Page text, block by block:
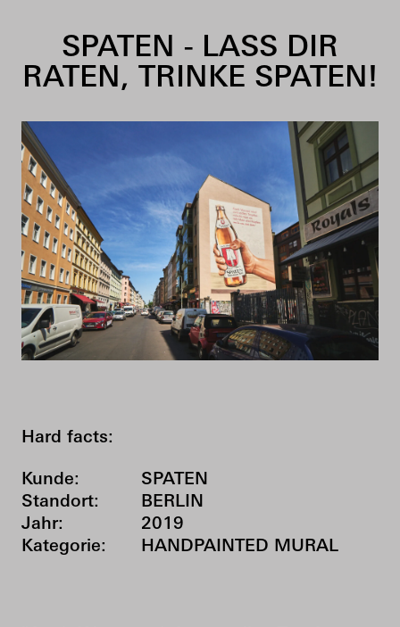
SPATEN - LASS DIR
RATEN, TRINKE SPATEN!
Hard facts:
Kunde:
SPATEN
Standort:
BERLIN
Jahr:
2019
Kategorie:
HANDPAINTED MURAL